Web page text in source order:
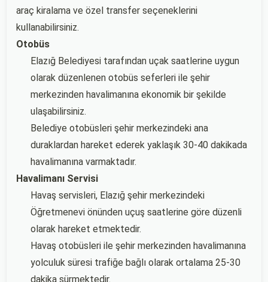
araç kiralama ve özel transfer seçeneklerini
kullanabilirsiniz.
Otobüs
Elazığ Belediyesi tarafından uçak saatlerine uygun
olarak düzenlenen otobüs seferleri ile şehir
merkezinden havalimanına ekonomik bir şekilde
ulaşabilirsiniz.
Belediye otobüsleri şehir merkezindeki ana
duraklardan hareket ederek yaklaşık 30-40 dakikada
havalimanına varmaktadır.
Havalimanı Servisi
Havaş servisleri, Elazığ şehir merkezindeki
Öğretmenevi önünden uçuş saatlerine göre düzenli
olarak hareket etmektedir.
Havaş otobüsleri ile şehir merkezinden havalimanına
yolculuk süresi trafiğe bağlı olarak ortalama 25-30
dakika sürmektedir.